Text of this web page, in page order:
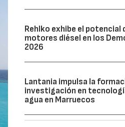
Rehlko exhibe el potencial
motores diésel en los
2026
Lantania impulsa la
investigación en
agua en Marruecos